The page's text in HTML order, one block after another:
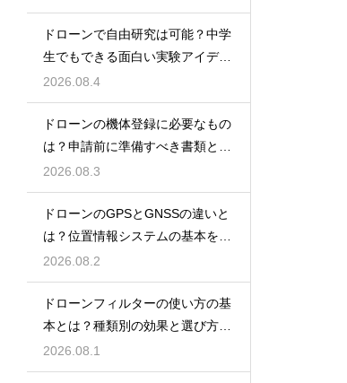
ドローンで自由研究は可能？中学
生でもできる面白い実験アイデア
を紹介
2026.08.4
ドローンの機体登録に必要なもの
は？申請前に準備すべき書類と情
報
2026.08.3
ドローンのGPSとGNSSの違いと
は？位置情報システムの基本を解
説
2026.08.2
ドローンフィルターの使い方の基
本とは？種類別の効果と選び方を
解説
2026.08.1